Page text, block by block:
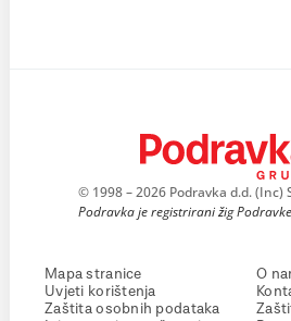
© 1998 – 2026 Podravka d.d. (Inc)
Podravka je registrirani žig
Mapa stranice
Uvjeti korištenja
Zaštita osobnih podataka
O